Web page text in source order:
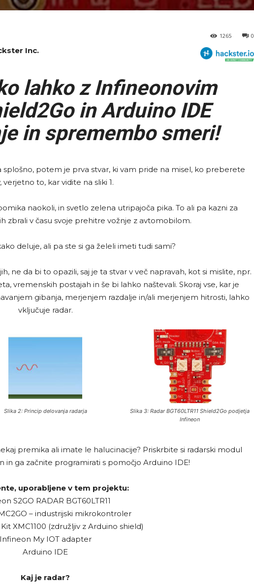
0
1265
Inc.
lahko z Infineonovim
in Arduino IDE
in spremembo smeri!
potem je prva stvar, ki vam pride na misel, ko preberete
verjetno to, kar vidite na sliki 1.
naokoli, in svetlo zelena utripajoča pika. To ali pa kazni za
zbrali v času svoje prehitre vožnje z avtomobilom.
deluje, ali pa ste si ga želeli imeti tudi sami?
ne da bi to opazili, saj je ta stvar v več napravah, kot si mislite, npr.
vremenskih postajah in še bi lahko naštevali. Skoraj vse, kar je
gibanja, merjenjem razdalje in/ali merjenjem hitrosti, lahko
vključuje radar.
Slika 2: Princip delovanja radarja
Slika 3: Radar BGT60LTR11 Shield2Go podjetja
Infineon
premika ali imate le halucinacije? Priskrbite si radarski modul
in ga začnite programirati s pomočjo Arduino IDE!
uporabljene v tem projektu:
S2GO RADAR BGT60LTR11
– industrijski mikrokontroler
XMC1100 (združljiv z Arduino shield)
Infineon My IOT adapter
Arduino IDE
Kaj je radar?